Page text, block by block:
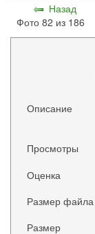
Назад
Фото 82 из 186
Описание
Просмотры
Оценка
Размер файла
Размер